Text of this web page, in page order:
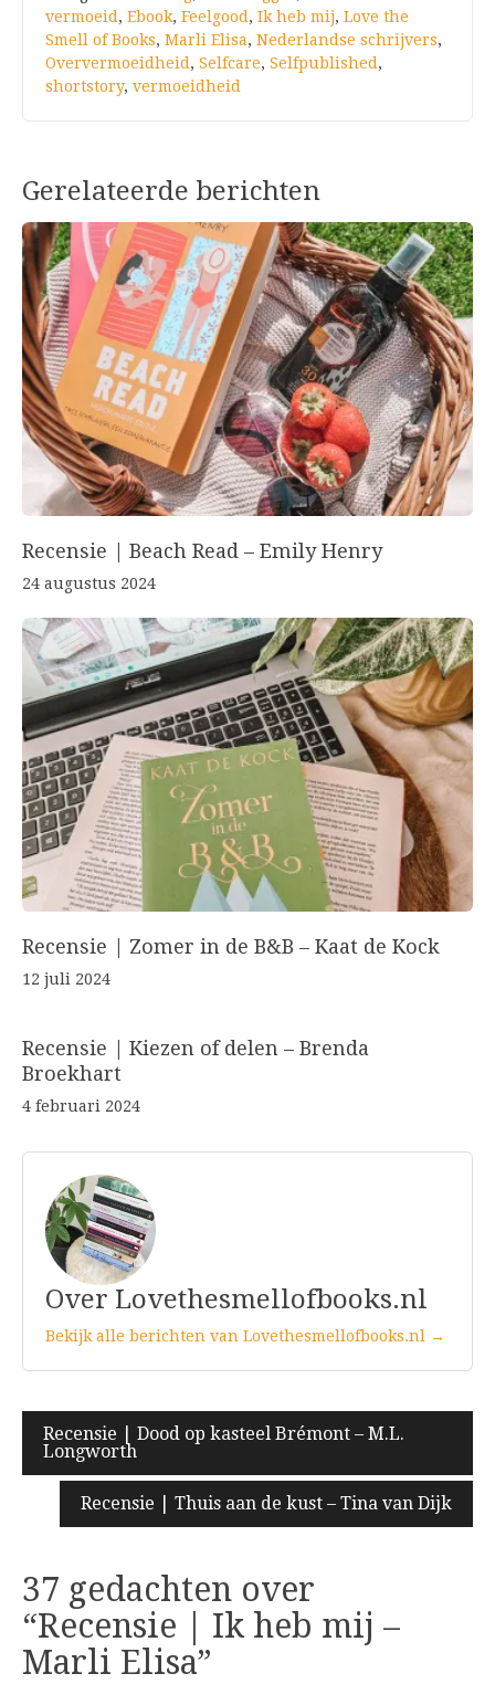
vermoeid , Ebook, Feelgood , Ik heb mij, Love the
Smell of Books, Marli Elisa, Nederlandse schrijvers,
Oververmoeidheid , Selfcare, Selfpublished ,
shortstory, vermoeidheid
Gerelateerde berichten
Recensie | Beach Read – Emily Henry
24 augustus 2024
Recensie | Zomer in de B&B – Kaat de Kock
12 juli 2024
Recensie | Kiezen of delen – Brenda
Broekhart
4 februari 2024
Over Lovethesmellofbooks.nl
Bekijk alle berichten van Lovethesmellofbooks.nl →
Bericht
navigatie
Recensie | Dood op kasteel Brémont – M.L.
Longworth
Recensie | Thuis aan de kust – Tina van Dijk
37 gedachten over
“Recensie | Ik heb mij –
Marli Elisa”